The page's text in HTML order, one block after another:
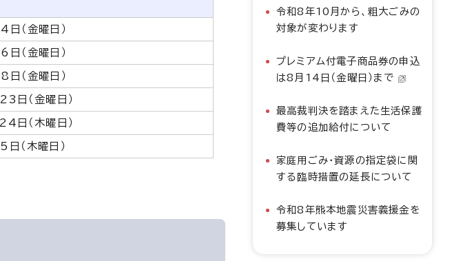
（金曜日）
（金曜日）
（金曜日）
日（金曜日）
日（木曜日）
（木曜日）
令和8年10月から、粗大ごみの
対象が変わります
プレミアム付電子商品券の申込
は8月14日（金曜日）まで
最高裁判決を踏まえた生活保護
費等の追加給付について
家庭用ごみ・資源の指定袋に関
する臨時措置の延長について
令和8年熊本地震災害義援金を
募集しています